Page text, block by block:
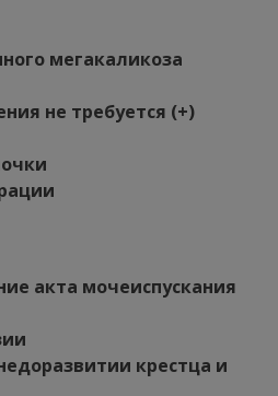
мегакаликоза
не требуется (+)
акта мочеиспускания
крестца и